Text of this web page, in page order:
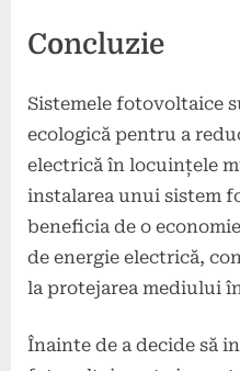
Concluzie
Sistemele fotovoltaice
ecologică pentru a
electrică în locuințele
instalarea unui sistem
beneficia de o
de energie electrică,
la protejarea mediului
Înainte de a decide să